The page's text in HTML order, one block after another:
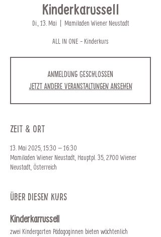
Kinderkarussell
Di., 13. Mai
  |
Mamiladen Wiener Neustadt
ALL IN ONE - Kinderkurs
Anmeldung geschlossen
Jetzt andere Veranstaltungen ansehen
Zeit & Ort
13. Mai 2025, 15:30 – 16:30
Mamiladen Wiener Neustadt, Hauptpl. 35, 2700 Wiener
Neustadt, Österreich
Über diesen Kurs
Kinderkarrussell
zwei Kindergarten Pädagoginnen bieten wöchtenlich